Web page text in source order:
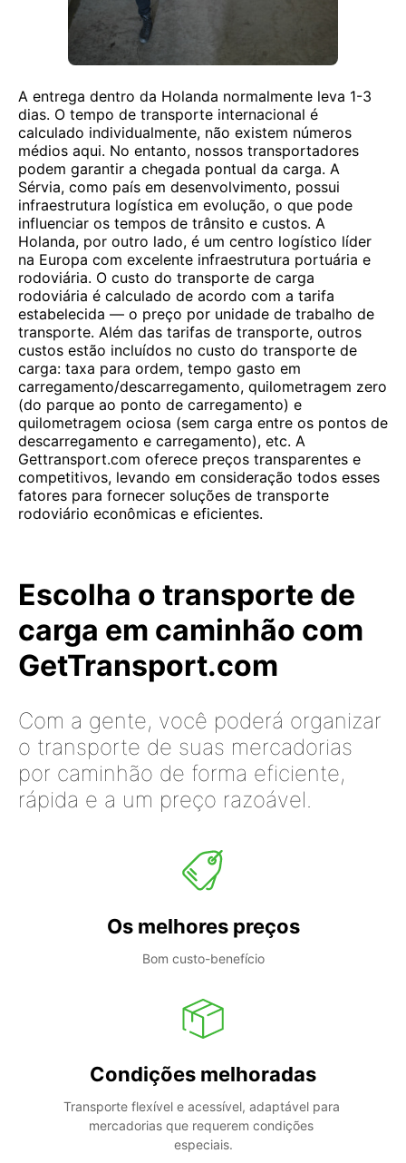
A entrega dentro da Holanda normalmente leva 1-3
dias. O tempo de transporte internacional é
calculado individualmente, não existem números
médios aqui. No entanto, nossos transportadores
podem garantir a chegada pontual da carga. A
Sérvia, como país em desenvolvimento, possui
infraestrutura logística em evolução, o que pode
influenciar os tempos de trânsito e custos. A
Holanda, por outro lado, é um centro logístico líder
na Europa com excelente infraestrutura portuária e
rodoviária. O custo do transporte de carga
rodoviária é calculado de acordo com a tarifa
estabelecida — o preço por unidade de trabalho de
transporte. Além das tarifas de transporte, outros
custos estão incluídos no custo do transporte de
carga: taxa para ordem, tempo gasto em
carregamento/descarregamento, quilometragem zero
(do parque ao ponto de carregamento) e
quilometragem ociosa (sem carga entre os pontos de
descarregamento e carregamento), etc. A
Gettransport.com oferece preços transparentes e
competitivos, levando em consideração todos esses
fatores para fornecer soluções de transporte
rodoviário econômicas e eficientes.
Escolha o transporte de
carga em caminhão com
GetTransport.com
Com a gente, você poderá organizar
o transporte de suas mercadorias
por caminhão de forma eficiente,
rápida e a um preço razoável.
Os melhores preços
Bom custo-benefício
Condições melhoradas
Transporte flexível e acessível, adaptável para
mercadorias que requerem condições
especiais.